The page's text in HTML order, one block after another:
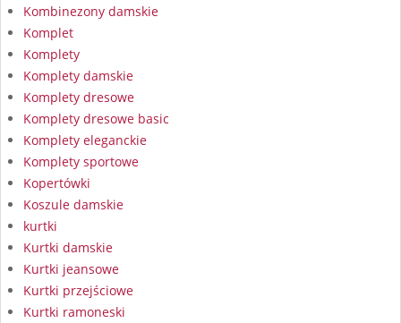
Kombinezony damskie
Komplet
Komplety
Komplety damskie
Komplety dresowe
Komplety dresowe basic
Komplety eleganckie
Komplety sportowe
Kopertówki
Koszule damskie
kurtki
Kurtki damskie
Kurtki jeansowe
Kurtki przejściowe
Kurtki ramoneski